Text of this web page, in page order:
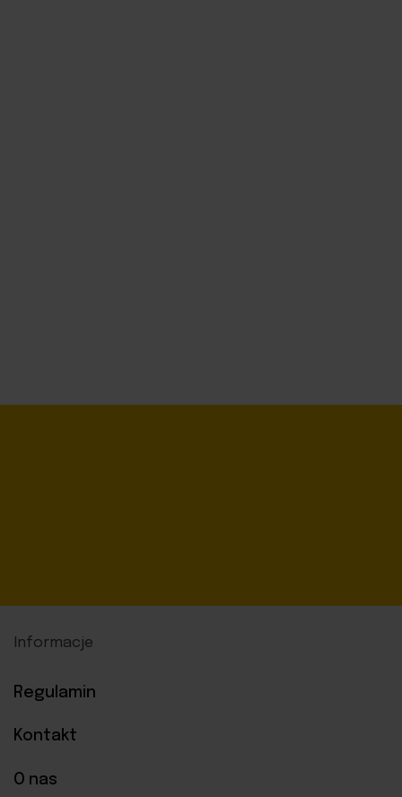
Informacje
Regulamin
Kontakt
O nas